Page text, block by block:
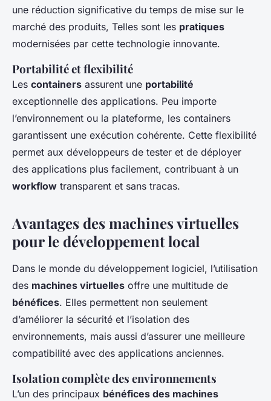
une réduction significative du temps de mise sur le
marché des produits, Telles sont les pratiques
modernisées par cette technologie innovante.
Portabilité et flexibilité
Les containers assurent une portabilité
exceptionnelle des applications. Peu importe
l’environnement ou la plateforme, les containers
garantissent une exécution cohérente. Cette flexibilité
permet aux développeurs de tester et de déployer
des applications plus facilement, contribuant à un
workflow transparent et sans tracas.
Avantages des machines virtuelles
pour le développement local
Dans le monde du développement logiciel, l’utilisation
des machines virtuelles offre une multitude de
bénéfices. Elles permettent non seulement
d’améliorer la sécurité et l’isolation des
environnements, mais aussi d’assurer une meilleure
compatibilité avec des applications anciennes.
Isolation complète des environnements
L’un des principaux bénéfices des machines